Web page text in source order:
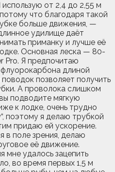
от 2,4 до 2,55 м
что благодаря такой
больше движения, —
удилище даёт
приманку и лучше её
Основная леска — 80-
Pro. Я предпочитаю
длиной
позволяет получить
А проволока слишком
подводите мягкую
к лодке, очень трудно
поэтому я делаю трубкой
придаю ей ускорение.
в поле зрения, делаю
её движение.
мне удалось зацепить
во время первых 1,5 м